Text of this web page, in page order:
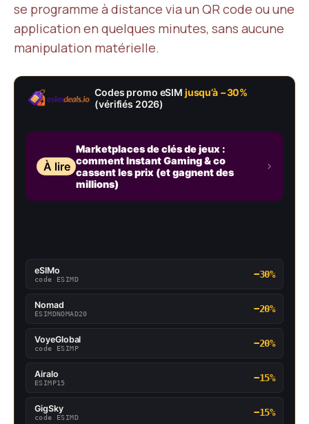
se programme à distance via un QR code ou une
application en quelques minutes, sans aucune
manipulation matérielle.
Codes promo eSIM jusqu’à −30%
(vérifiés 2026)
À lire
Marketplaces de clés de jeux :
comment Instant Gaming & co
cassent les prix (et gagnent des
millions)
eSIMo
code ESIMD −30%
Nomad
ESIMDNOMAD20 −20%
VoyeGlobal
code ESIMP −20%
Airalo
ESIMP15 −15%
GigSky
code ESIMD −15%